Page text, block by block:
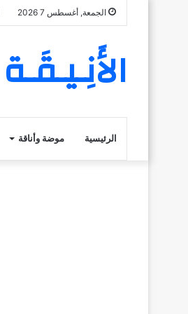
الجمعة, أغسطس 7 2026
الأَنِـيـقَـة
الرئيسية موضة وأناقة